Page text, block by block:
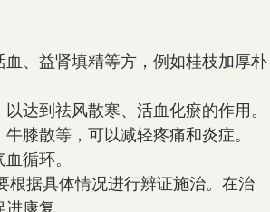
、益肾填精等方，例如桂枝加厚朴
达到祛风散寒、活血化瘀的作用。
膝散等，可以减轻疼痛和炎症。
循环。
康复。